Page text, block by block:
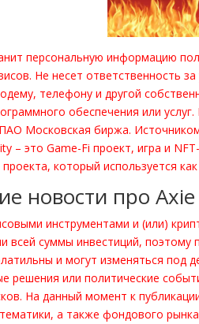
персональную информацию
Не несет ответственность
телефону и другой
обеспечения или
Московская биржа.
– это Game-Fi проект, игра и
который используется
новости про
инструментами и (или)
всей суммы инвестиций,
и могут изменяться под
решения или политические
На данный момент к
а также фондового